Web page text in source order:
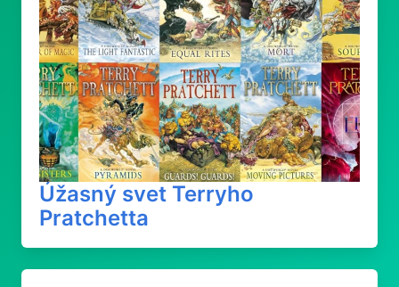
Úžasný svet Terryho
Pratchetta